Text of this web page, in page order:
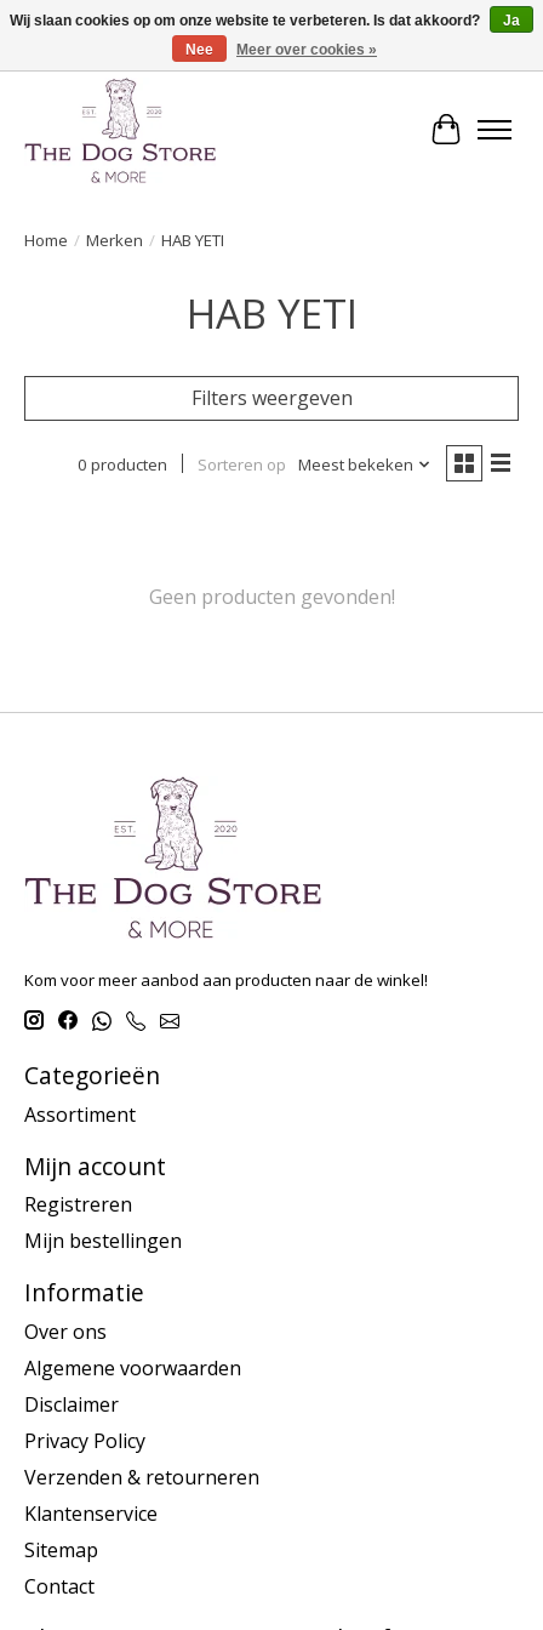
De speciaalzaak in hondenartikelen en meer!
Home / Merken / HAB YETI
HAB YETI
Filters weergeven
0 producten Sorteren op Meest bekeken
Geen producten gevonden!
Kom voor meer aanbod aan producten naar de winkel!
Categorieën
Assortiment
Mijn account
Registreren
Mijn bestellingen
Informatie
Over ons
Algemene voorwaarden
Disclaimer
Privacy Policy
Verzenden & retourneren
Klantenservice
Sitemap
Contact
Wij slaan cookies op om onze website te verbeteren. Is dat akkoord?
Ja
Nee
Meer over cookies »